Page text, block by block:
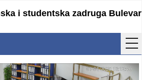
i studentska zadruga Bulevar
Početna